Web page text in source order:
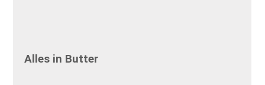
Alles in Butter